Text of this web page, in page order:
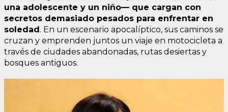
una adolescente y un niño— que cargan con
secretos demasiado pesados para enfrentar en
soledad. En un escenario apocalíptico, sus caminos se
cruzan y emprenden juntos un viaje en motocicleta a
través de ciudades abandonadas, rutas desiertas y
bosques antiguos.